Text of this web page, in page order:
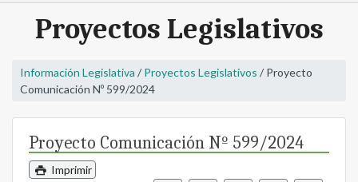
Proyectos Legislativos
Información Legislativa / Proyectos Legislativos / Proyecto
Comunicación Nº 599/2024
Proyecto Comunicación Nº 599/2024
Imprimir